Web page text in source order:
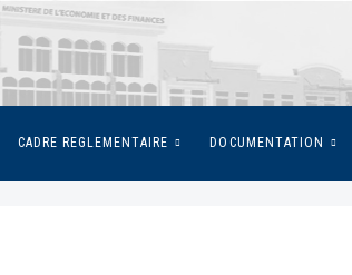
CADRE REGLEMENTAIRE DOCUMENTATION